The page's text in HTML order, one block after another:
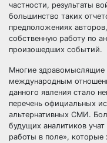
частности, результаты
большинство таких
предположениях
собственную работу по
произошедших событий.
Многие здравомыслящие
международным
данного явления стало
перечень официальных
альтернативных СМИ.
будущих аналитиков
работы в поле»,